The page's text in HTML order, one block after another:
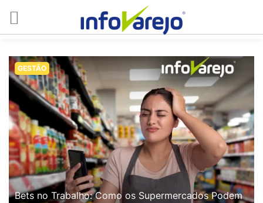
GESTÃO
Bets no Trabalho: Como os Supermercados Podem